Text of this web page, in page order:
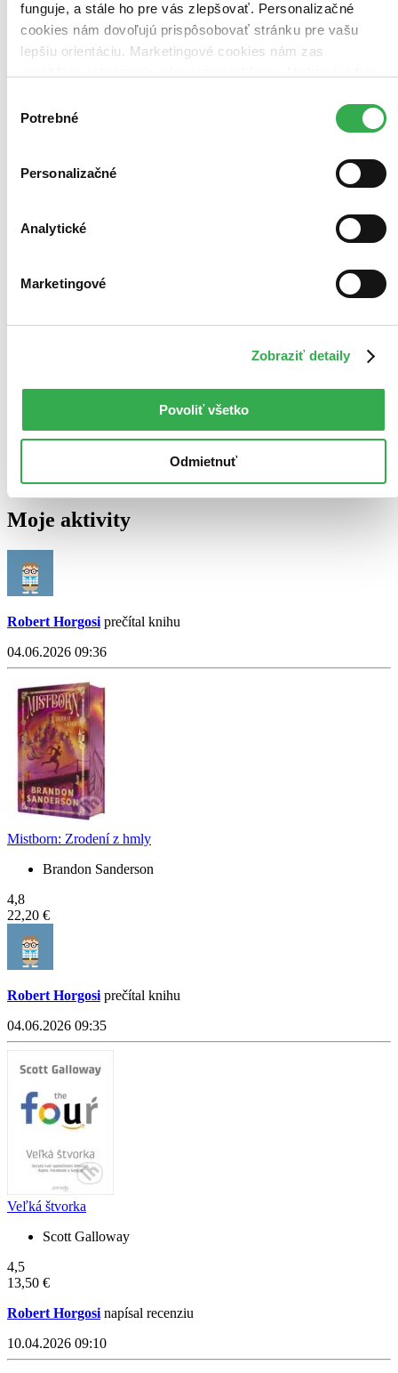
funguje, a stále ho pre vás zlepšovať. Personalizačné
cookies nám dovoľujú prispôsobovať stránku pre vašu
lepšiu orientáciu. Marketingové cookies nám zas
keby sme mohli používať všetky tieto cookies. Ďakujeme!
súhlasu
Potrebné
Personalizačné
Analytické
Marketingové
Zobraziť detaily
Povoliť všetko
Odmietnuť
Moje aktivity
Robert Horgosi prečítal knihu
04.06.2026 09:36
Mistborn: Zrodení z hmly
Brandon Sanderson
4,8
22,20 €
Robert Horgosi prečítal knihu
04.06.2026 09:35
Veľká štvorka
Scott Galloway
4,5
13,50 €
Robert Horgosi napísal recenziu
10.04.2026 09:10